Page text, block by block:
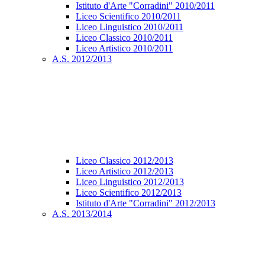
Istituto d'Arte "Corradini" 2010/2011
Liceo Scientifico 2010/2011
Liceo Linguistico 2010/2011
Liceo Classico 2010/2011
Liceo Artistico 2010/2011
A.S. 2012/2013
Liceo Classico 2012/2013
Liceo Artistico 2012/2013
Liceo Linguistico 2012/2013
Liceo Scientifico 2012/2013
Istituto d'Arte "Corradini" 2012/2013
A.S. 2013/2014